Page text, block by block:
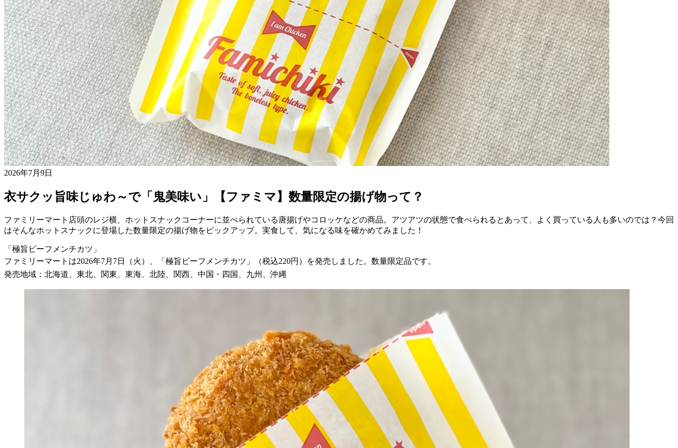
2026年7月9日
衣サクッ旨味じゅわ～で「鬼美味い」【ファミマ】数量限定の揚げ物って？
ファミリーマート店頭のレジ横、ホットスナックコーナーに並べられている唐揚げやコロッケなどの商品。アツアツの状態で食べられるとあって、よく買っている人も多いのでは？今回
はそんなホットスナックに登場した数量限定の揚げ物をピックアップ。実食して、気になる味を確かめてみました！
「極旨ビーフメンチカツ」
ファミリーマートは2026年7月7日（火）、「極旨ビーフメンチカツ」（税込220円）を発売しました。数量限定品です。
発売地域：北海道、東北、関東、東海、北陸、関西、中国・四国、九州、沖縄